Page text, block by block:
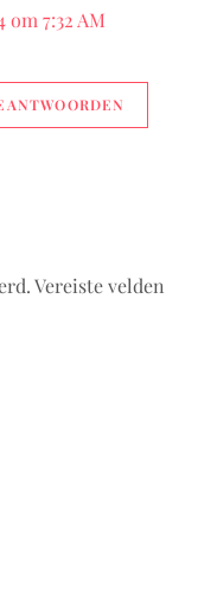
om 7:32 AM
Vereiste velden